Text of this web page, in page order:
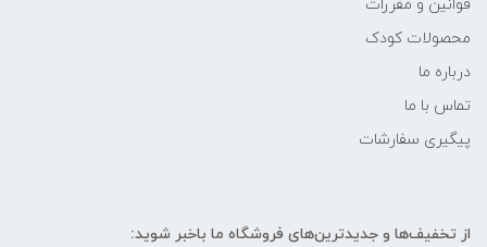
قوانین و مقررات
محصولات کودک
درباره ما
تماس با ما
پیگیری سفارشات
از تخفیف‌ها و جدیدترین‌های فروشگاه ما باخبر شوید: